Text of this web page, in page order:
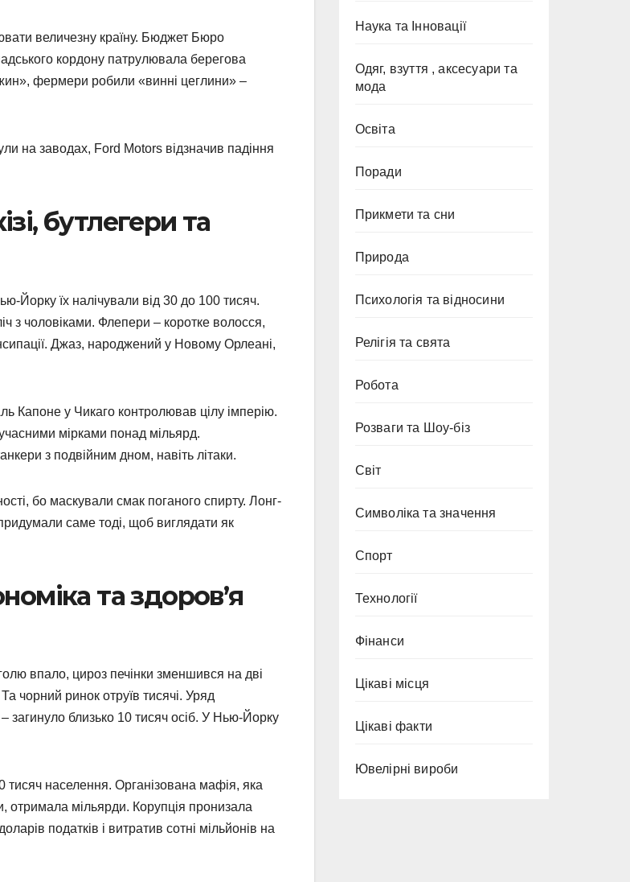
величезну країну. Бюджет Бюро
кордону патрулювала берегова
фермери робили «винні цеглини» –
на заводах, Ford Motors відзначив падіння
бутлегери та
Йорку їх налічували від 30 до 100 тисяч.
з чоловіками. Флепери – коротке волосся,
Джаз, народжений у Новому Орлеані,
Капоне у Чикаго контролював цілу імперію.
мірками понад мільярд.
з подвійним дном, навіть літаки.
бо маскували смак поганого спирту. Лонг-
саме тоді, щоб виглядати як
та здоров’я
впало, цироз печінки зменшився на дві
чорний ринок отруїв тисячі. Уряд
близько 10 тисяч осіб. У Нью-Йорку
тисяч населення. Організована мафія, яка
отримала мільярди. Корупція пронизала
податків і витратив сотні мільйонів на
Наука та Інновації
Одяг, взуття , аксесуари та
мода
Освіта
Поради
Прикмети та сни
Природа
Психологія та відносини
Релігія та свята
Робота
Розваги та Шоу-біз
Світ
Символіка та значення
Спорт
Технології
Фінанси
Цікаві місця
Цікаві факти
Ювелірні вироби